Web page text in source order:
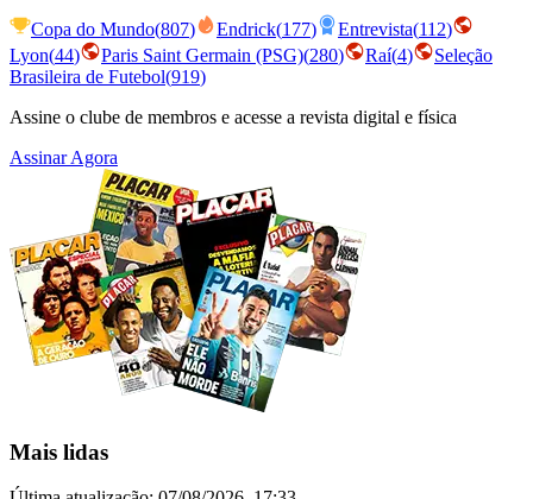
Copa do Mundo(807) Endrick(177) Entrevista(112)
Lyon(44) Paris Saint Germain (PSG)(280) Raí(4)
Seleção
Brasileira de Futebol(919)
Assine o clube de membros e acesse a revista digital e física
Assinar Agora
Mais lidas